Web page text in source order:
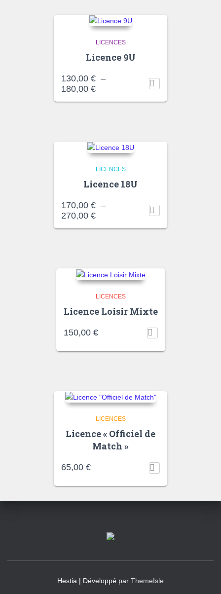
LICENCES
Licence 9U
130,00 € –
180,00 €Plage
180,00 €
LICENCES
Licence 18U
170,00 € –
270,00 €Plage
270,00 €
LICENCES
Licence Loisir Mixte
150,00 €
LICENCES
Licence « Officiel de
Match »
65,00 €
Hestia | Développé par ThemeIsle